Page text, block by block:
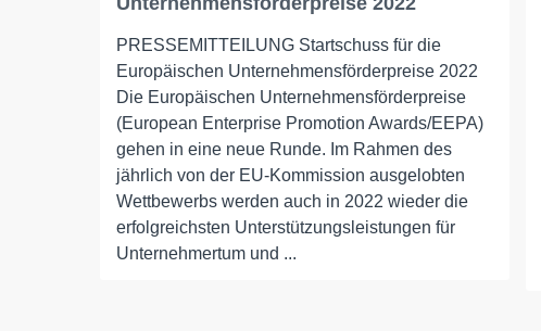
PRESSEMITTEILUNG Startschuss für die
Europäischen Unternehmensförderpreise 2022
Die Europäischen Unternehmensförderpreise
(European Enterprise Promotion Awards/EEPA)
gehen in eine neue Runde. Im Rahmen des
jährlich von der EU-Kommission ausgelobten
Wettbewerbs werden auch in 2022 wieder die
erfolgreichsten Unterstützungsleistungen für
Unternehmertum und ...